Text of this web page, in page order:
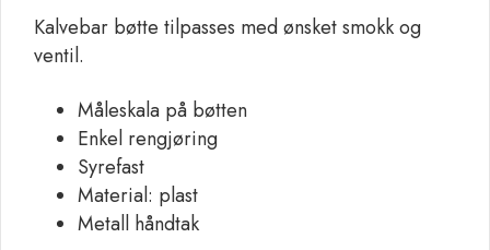
Kalvebar bøtte tilpasses med ønsket smokk og
ventil.
Måleskala på bøtten
Enkel rengjøring
Syrefast
Material: plast
Metall håndtak